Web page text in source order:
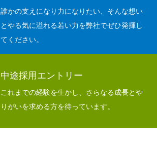
誰かの支えになり力になりたい、そんな想い
とやる気に溢れる若い力を弊社でぜひ発揮し
てください。
中途採用エントリー
これまでの経験を生かし、さらなる成長とや
りがいを求める方を待っています。